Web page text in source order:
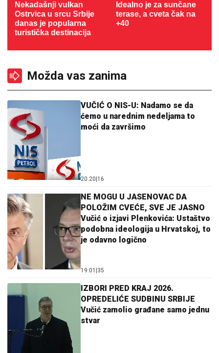
Nekadašnji vulkan
Ostrvica u srcu Srbije
danas je popularna
turistička destinacija
Idealno je za sunčane
terase, a cveta čak na
+40
Možda vas zanima
VUČIĆ O NIS-U: Nadamo se da
ćemo u narednim nedeljama to
moći da završimo
20:20 16
NE MOGU U JASENOVAC DA
POLOŽIM CVEĆE, SVE JE JASNO
Vučić o izjavi Plenkovića: Ustaštvo
podobna ideologija u Hrvatskoj, to
je odavno logično
19:01 35
IZBORI PRED KRAJ 2026.
OPREDELIĆE SUDBINU SRBIJE
Vučić zamolio građane samo jednu
stvar